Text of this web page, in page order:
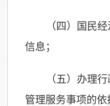
（四）国民
信息；
（五）办理
管理服务事项的